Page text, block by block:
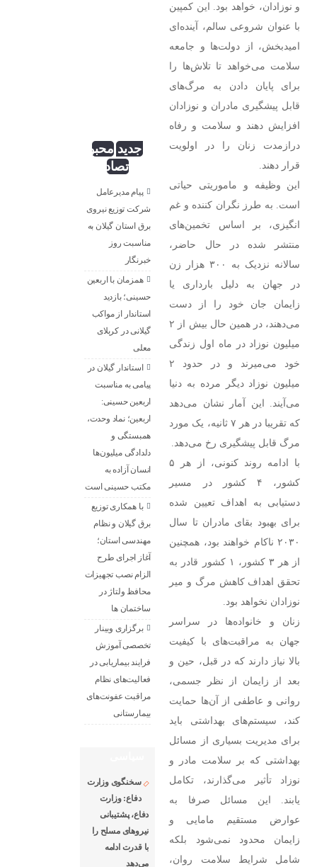
و نوزادان، خواهد بود. این کمپین
با عنوان شروعی سالم، آینده‌ای
امیدبخش، از دولت‌ها و جامعه
سلامت می‌خواهد تا تلاش‌ها را
برای پایان دادن به مرگ‌های
قابل پیشگیری مادران و نوزادان
افزایش دهند و سلامت و رفاه
درازمدت زنان را در اولویت
قرار دهند.
این وظیفه و ماموریتی حیاتی
است. به طرز نگران کننده و غم
انگیزی، بر اساس تخمین‌های
منتشر شده در حال حاضر،
سالانه نزدیک به ۳۰۰ هزار زن
در جهان به دلیل بارداری یا
زایمان جان خود را از دست
می‌دهند، در همین حال بیش از ۲
میلیون نوزاد در ماه اول زندگی
خود می‌میرند و در حدود ۲
میلیون نوزاد دیگر مرده به دنیا
می‌آیند. این آمار نشان می‌دهد
که تقریبا در هر ۷ ثانیه، یک مورد
مرگ قابل پیشگیری رخ می‌دهد.
با ادامه روند کنونی، از هر ۵
کشور، ۴ کشور در مسیر
دستیابی به اهداف تعیین شده
برای بهبود بقای مادران تا سال
۲۰۳۰ ناکام خواهند بود، همچنین
از هر ۳ کشور، ۱ کشور قادر به
تحقق اهداف کاهش مرگ و میر
نوزادان نخواهد بود.
زنان و خانواده‌ها در سراسر
جهان به مراقبت‌های با کیفیت
بالا نیاز دارند که در قبل، حین و
بعد از زایمان از نظر جسمی،
روانی و عاطفی از آن‌ها حمایت
کند، سیستم‌های بهداشتی باید
برای مدیریت بسیاری از مسائل
بهداشتی که بر سلامت مادر و
نوزاد تأثیر می‌گذارند، تکامل
یابند. این مسائل صرفا به
عوارض مستقیم مامایی و
زایمان محدود نمی‌شود بلکه
شامل شرایط سلامت روان،
جدید محبوب
تصادفی
پیام مدیرعامل
شركت توزیع نیروی
برق استان گیلان به
مناسبت روز
خبرنگار ‌
همزمان با اربعین
حسینی؛ بازدید
استاندار از مواکب
گیلانی در کربلای
معلی
استاندار گیلان در
پیامی به مناسبت
اربعین حسینی:
اربعین؛ نماد وحدت،
همبستگی و
دلدادگی میلیون‌ها
انسان آزاده به
مکتب حسینی است
با همکاری توزیع
برق گیلان و نظام
مهندسی استان؛
آغاز اجرای طرح
الزام نصب تجهیزات
محافظ ولتاژ در
ساختمان ها
برگزاری وبینار
تخصصی آموزش
فرایند بیماریابی در
فعالیت‌های نظام
مراقبت عفونت‌های
بیمارستانی
سخنگوی وزارت
دفاع: وزارت
دفاع، پشتیبانی
نیرو‌های مسلح را
با قدرت ادامه
می‌دهد